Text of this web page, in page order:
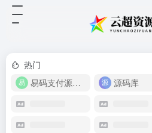
热门
易码支付源码下载
源码库